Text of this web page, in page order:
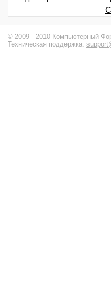
© 2009—2010 Компьютерный
Техническая поддержка: